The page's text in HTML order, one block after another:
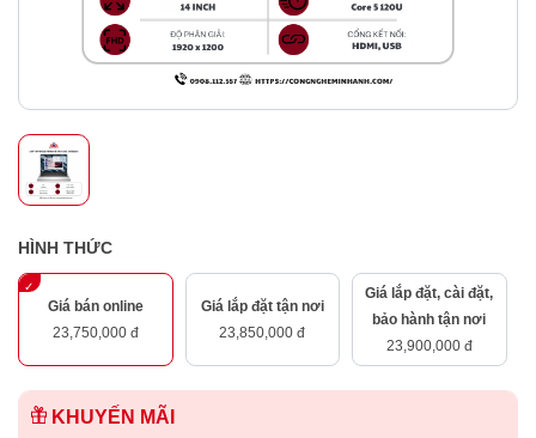
HÌNH THỨC
Giá bán online
23,750,000 đ
Giá lắp đặt tận nơi
23,850,000 đ
Giá lắp đặt, cài đặt,
bảo hành tận nơi
23,900,000 đ
KHUYẾN MÃI